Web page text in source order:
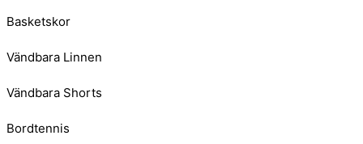
Basketskor
Vändbara Linnen
Vändbara Shorts
Bordtennis